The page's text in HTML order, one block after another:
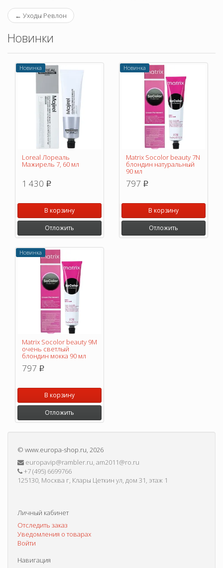
← Уходы Ревлон
Новинки
Новинка
Loreal Лореаль
Мажирель 7, 60 мл
1 430 p
В корзину
Отложить
Новинка
Matrix Socolor beauty 7N
блондин натуральный
90 мл
797 p
В корзину
Отложить
Новинка
Matrix Socolor beauty 9M
очень светлый
блондин мокка 90 мл
797 p
В корзину
Отложить
© www.europa-shop.ru, 2026
europavip@rambler.ru, am2011@ro.ru
+7 (495) 6699766
125130, Москва г, Клары Цеткин ул, дом 31, этаж 1
Личный кабинет
Отследить заказ
Уведомления о товарах
Войти
Навигация